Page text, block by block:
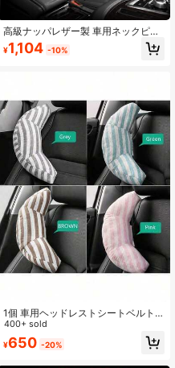
高級ナッパレザー製 車用ネックピロ
ー＆シートクッション 通気性ヘッド
レスト腰サポートパッド 上品な刺繍
サリー
¥1,104 -10%
1個 車用ヘッドレストシートベルト
ピロー、車用アクセサリー 睡眠枕
400+ sold
¥650 -20%